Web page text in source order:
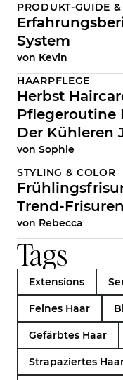
PRODUKT-GUIDE
System
von Kevin
HAARPFLEGE
Herbst
Pflegeroutine
Der Kühleren
von Sophie
STYLING & COLOR
Trend-
von Rebecca
Tags
Extensions
Feines Haar
Gefärbtes Haar
Strapaziertes